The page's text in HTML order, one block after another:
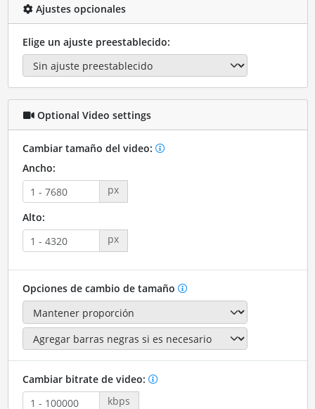
Ajustes opcionales
Elige un ajuste preestablecido:
Optional Video settings
Cambiar tamaño del video:
Ancho:
px
Alto:
px
Opciones de cambio de tamaño
Cambiar bitrate de video:
kbps